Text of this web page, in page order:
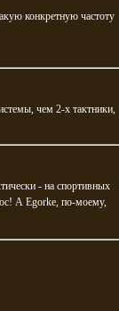
конкретную частоту
чем 2-х тактники,
- на спортивных
А Egorke, по-моему,